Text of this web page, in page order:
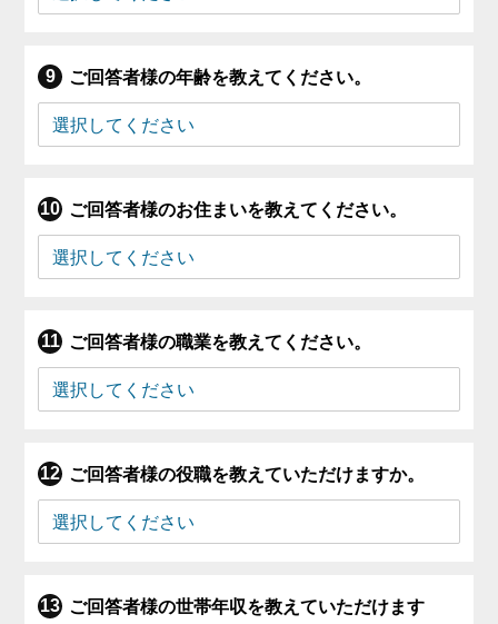
ご回答者様の年齢を教えてください。
ご回答者様のお住まいを教えてください。
ご回答者様の職業を教えてください。
ご回答者様の役職を教えていただけますか。
ご回答者様の世帯年収を教えていただけます